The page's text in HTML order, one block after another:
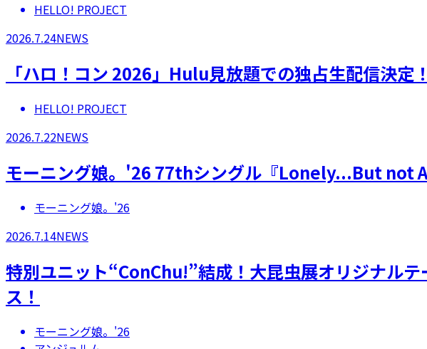
HELLO! PROJECT
2026.7.24NEWS
「ハロ！コン 2026」Hulu見放題での独占生配信決定！
HELLO! PROJECT
2026.7.22NEWS
モーニング娘。'26 77thシングル『Lonely...But not
モーニング娘。'26
2026.7.14NEWS
特別ユニット“ConChu!”結成！大昆虫展オリジナル
ス！
モーニング娘。'26